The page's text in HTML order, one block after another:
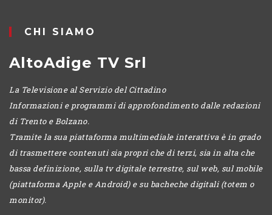
CHI SIAMO
AltoAdige TV Srl
La Televisione al Servizio del Cittadino
Informazioni e programmi di approfondimento dalle redazioni
di Trento e Bolzano.
Tramite la sua piattaforma multimediale interattiva è in grado
di trasmettere contenuti sia propri che di terzi, sia in alta che
bassa definizione, sulla tv digitale terrestre, sul web, sul mobile
(piattaforma Apple e Android) e su bacheche digitali (totem o
monitor).